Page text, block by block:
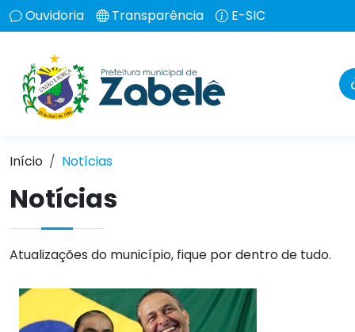
Ouvidoria Transparência E-SIC
Início Notícias
Notícias
Atualizações do município, fique por dentro de tudo.